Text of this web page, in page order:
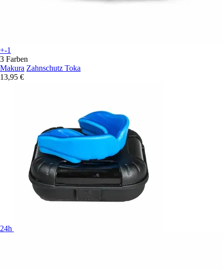
+-1
3 Farben
Makura Zahnschutz Toka
13,95 €
24h